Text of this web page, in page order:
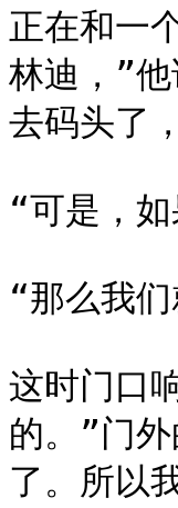
正在和一
林迪，”
去码头了
“可是，
“那么我
这时门口
的。”门
了。所以